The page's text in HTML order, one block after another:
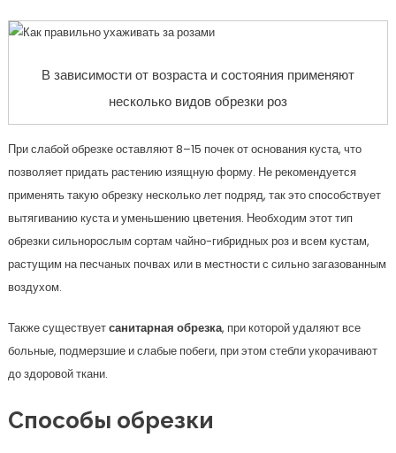
В зависимости от возраста и состояния применяют
несколько видов обрезки роз
При слабой обрезке оставляют 8–15 почек от основания куста, что
позволяет придать растению изящную форму. Не рекомендуется
применять такую обрезку несколько лет подряд, так это способствует
вытягиванию куста и уменьшению цветения. Необходим этот тип
обрезки сильнорослым сортам чайно-гибридных роз и всем кустам,
растущим на песчаных почвах или в местности с сильно загазованным
воздухом.
Также существуетсанитарная обрезка, при которой удаляют все
больные, подмерзшие и слабые побеги, при этом стебли укорачивают
до здоровой ткани.
Способы обрезки